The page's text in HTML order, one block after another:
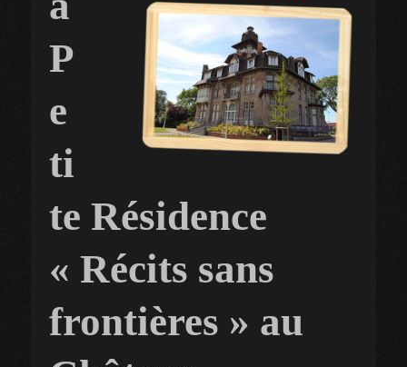
P
e
ti
te Résidence
« Récits sans
frontières » au